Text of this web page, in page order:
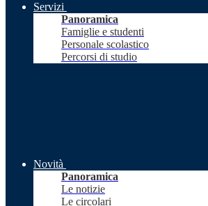
Servizi
Panoramica
Famiglie e studenti
Personale scolastico
Percorsi di studio
Novità
Panoramica
Le notizie
Le circolari